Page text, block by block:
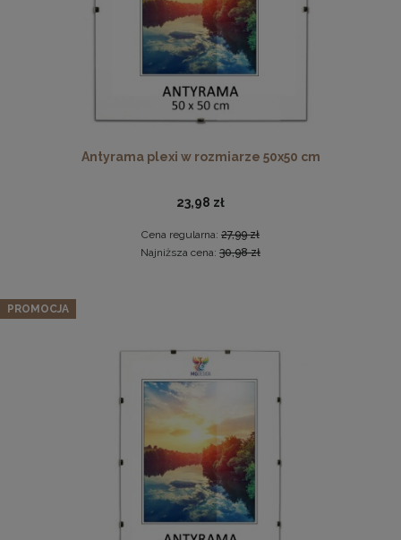
Drewniana ramka, rama na zdjęcia, obrazy w rozmiarze
44,99 zł
Panel ścienny 30 x 30 cm tapicerowany 3D Wezgłowie w
16,99 zł
Cena regularna:
Najniższa cena:
DO KOSZYKA
Antyrama plexi w rozmiarze 50x50 cm
23,98 zł
Cena regularna: 27,99 zł
Najniższa cena: 30,98 zł
PROMOCJA